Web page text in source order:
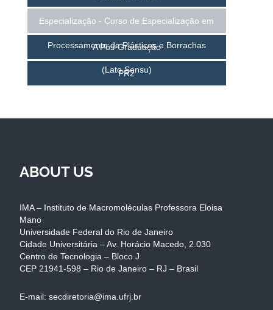
Especialização - Curso de Especialização em
Processamento de Plásticos e Borrachas
(Lato Sensu)
A Pós-Graduação
PR2
ABOUT US
IMA – Instituto de Macromoléculas Professora Eloisa
Mano
Universidade Federal do Rio de Janeiro
Cidade Universitária – Av. Horácio Macedo, 2.030
Centro de Tecnologia – Bloco J
CEP 21941-598 – Rio de Janeiro – RJ – Brasil
E-mail: secdiretoria@ima.ufrj.br